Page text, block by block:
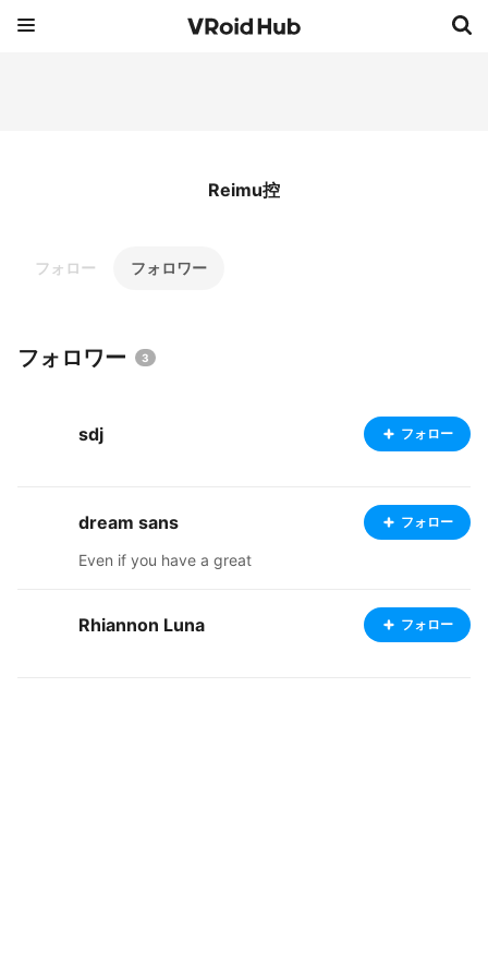
Reimu控
フォロー フォロワー
フォロワー 3
sdj フォロー
dream sans フォロー
Even if you have a great
Rhiannon Luna フォロー